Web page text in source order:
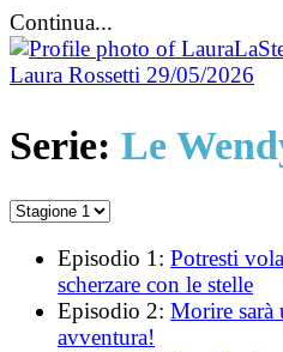
Continua...
Laura Rossetti 29/05/2026
Serie: Le
Episodio 1: Potresti
scherzare con le stelle
Episodio 2: Morire sarà
avventura!